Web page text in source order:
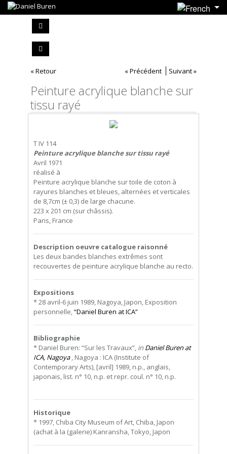
« Retour « Précédent Suivant »
Peinture acrylique blanche sur
tissu rayé
T IV 114
Peinture acrylique blanche sur tissu rayé
Avril 1971
réalisé à
Peinture acrylique blanche sur toile de coton à
rayures blanches et bleues, alternées et verticales
de 8,7cm (± 0,3) de large chacune.
223 x 201 cm (sur châssis).
Paris, France
Description oeuvre catalogue raisonné
Les deux bandes blanches extrêmes sont
recouvertes de peinture acrylique blanche au recto.
Expositions
* 28 avril-6 juin 1989, Nagoya, Japon, Exposition
personnelle,“Daniel Buren at ICA”
Bibliographie
* Daniel Buren: “Sur les Travaux”, in Daniel Buren at
ICA, Nagoya, Nagoya : ICA (Institute of
Contemporary Arts), [avril] 1989, n.p., anglais,
japonais, list. n° 10, n.p. et repr. coul. n° 10, n.p.
Historique
* 1997, Chiba City Museum of Art, Chiba, Japon
(achat à la (galerie) Kanransha, Tokyo, Japon